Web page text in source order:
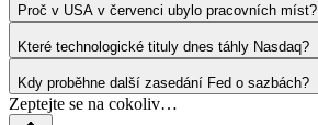
Proč v USA v červenci ubylo pracovních míst?
Které technologické tituly dnes táhly Nasdaq?
Kdy proběhne další zasedání Fed o sazbách?